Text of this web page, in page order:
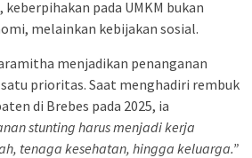
pada UMKM bukan
melainkan kebijakan sosial.
menjadikan penanganan
prioritas. Saat menghadiri rembuk
di Brebes pada 2025, ia
stunting harus menjadi kerja
tenaga kesehatan, hingga keluarga.”